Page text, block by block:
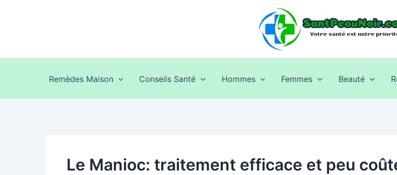
Remèdes Maison Conseils Santé Hommes Femmes Beauté
Le Manioc: traitement efficace et peu